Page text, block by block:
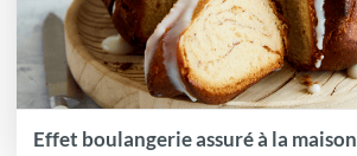
Effet boulangerie assuré à la maison